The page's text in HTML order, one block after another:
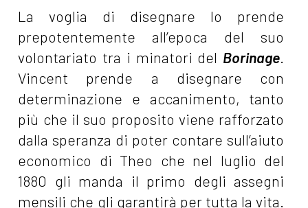
La voglia di disegnare lo prende
prepotentemente all’epoca del suo
volontariato tra i minatori del Borinage
Vincent prende a disegnare con
determinazione e accanimento, tanto
più che il suo proposito viene rafforzato
dalla speranza di poter contare sull’aiuto
economico di Theo che nel luglio del
1880 gli manda il primo degli assegni
mensili che gli garantirà per tutta la vita.